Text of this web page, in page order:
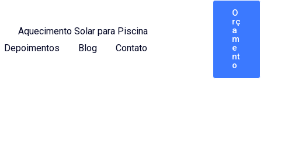
Aquecimento Solar para Piscina
Depoimentos Blog Contato
O
rç
a
m
e
nt
o